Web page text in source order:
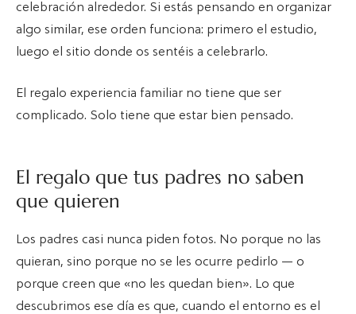
celebración alrededor. Si estás pensando en organizar
algo similar, ese orden funciona: primero el estudio,
luego el sitio donde os sentéis a celebrarlo.
El regalo experiencia familiar no tiene que ser
complicado. Solo tiene que estar bien pensado.
El regalo que tus padres no saben
que quieren
Los padres casi nunca piden fotos. No porque no las
quieran, sino porque no se les ocurre pedirlo — o
porque creen que «no les quedan bien». Lo que
descubrimos ese día es que, cuando el entorno es el